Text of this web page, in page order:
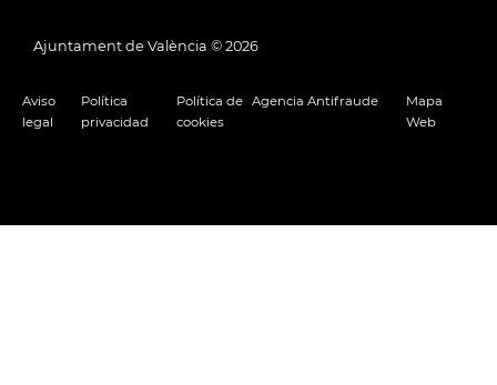
Ajuntament de València © 2026
Aviso
legal
Política
privacidad
Política de
cookies
Agencia Antifraude
Mapa
Web